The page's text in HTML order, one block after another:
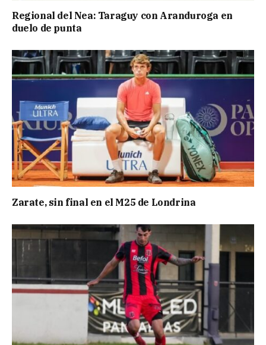
Regional del Nea: Taraguy con Aranduroga en
duelo de punta
Zarate, sin final en el M25 de Londrina